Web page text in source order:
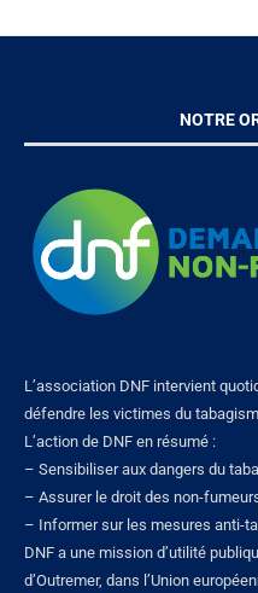
NOTRE
L’association DNF intervient
défendre les victimes du
L’action de DNF en résumé :
– Sensibiliser aux dangers du
– Assurer le droit des non-
– Informer sur les mesures anti-
DNF a une mission d’utilité
d’Outremer, dans l’Union